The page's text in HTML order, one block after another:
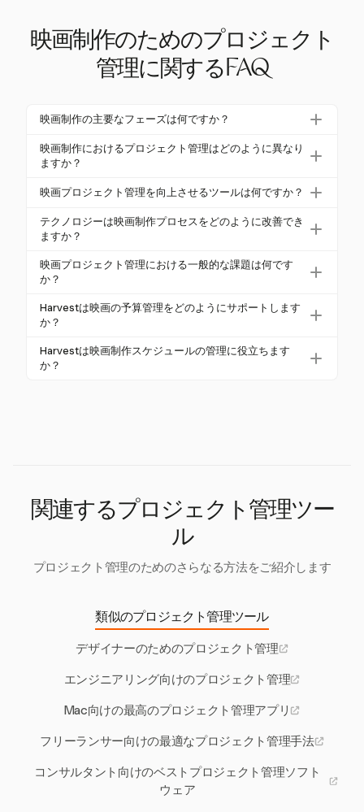
映画制作のためのプロジェクト
管理に関するFAQ
映画制作の主要なフェーズは何ですか？
映画制作は通常、開発、前制作、制作、後制作、配
信のフェーズで構成されます。各フェーズには、脚
が含まれます。これらのフェーズを効果的に管理す
ることが成功する映画プロジェクトにとって重要で
す。
映画制作におけるプロジェクト管理はどのように異なり
ますか？
映画プロジェクト管理は、芸術的ビジョンと複雑で
す。創造性と物流、財務管理のバランスを取り、予
算オーバーや動的なスケジューリングなどの独自の
課題に対処する必要があります。
映画プロジェクト管理を向上させるツールは何ですか？
Harvestのようなツールは、堅牢な予算管理とスケ
ジューリング機能を提供することで、映画プロジェ
ジェクトが財務的および時間的に順調に進むことを
保証し、既存のワークフローとシームレスに統合さ
れます。
テクノロジーは映画制作プロセスをどのように改善でき
ますか？
テクノロジーは、コラボレーションと効率を向上さ
せることで映画制作を改善します。デジタルツール
フォームはリモートコラボレーションを可能にしま
す。AIや仮想制作のような新興技術は、創造的な可能
性を広げます。
映画プロジェクト管理における一般的な課題は何です
か？
一般的な課題には、予算オーバー、複雑なスケ
ジューリング、創造的な違いの管理が含まれます。
軽減し、プロジェクトの成功を確保するために不可
欠です。
Harvestは映画の予算管理をどのようにサポートします
か？
Harvestは、時間や料金で予算を設定できる機能を提
供し、異なる制作フェーズでのコスト管理を確実に
Harvestは映画制作スケジュールの管理に役立ちます
か？
関連するプロジェクト管理ツー
ル
プロジェクト管理のためのさらなる方法をご紹介します
類似のプロジェクト管理ツール
デザイナーのためのプロジェクト管理
エンジニアリング向けのプロジェクト管理
Mac向けの最高のプロジェクト管理アプリ
フリーランサー向けの最適なプロジェクト管理手法
コンサルタント向けのベストプロジェクト管理ソフト
ウェア